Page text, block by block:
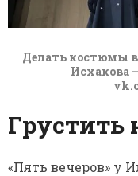
Делать костюмы
Исхакова
Грустить
«Пять вечеров» у